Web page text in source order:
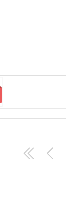
First Prev